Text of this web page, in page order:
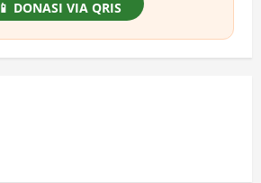
📱 DONASI VIA QRIS